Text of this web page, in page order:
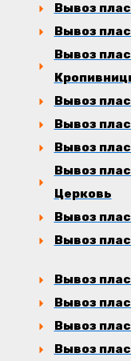
Вывоз
Вывоз
Вывоз
Вывоз
Вывоз
Вывоз
Вывоз
Церковь
Вывоз
Вывоз
Вывоз
Вывоз
Вывоз
Вывоз